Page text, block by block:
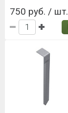
750 руб. / шт.